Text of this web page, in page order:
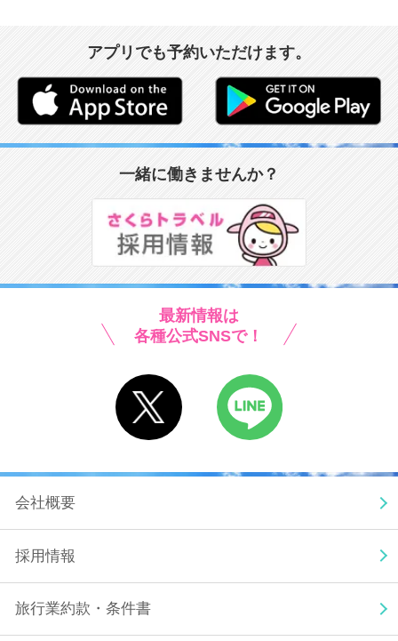
アプリでも予約いただけます。
一緒に働きませんか？
最新情報は
各種公式SNSで！
X LINE
会社概要
採用情報
旅行業約款・条件書